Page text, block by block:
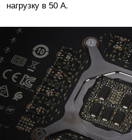
нагрузку в 50 А.